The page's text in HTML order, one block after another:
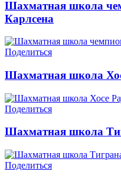
Шахматная школа
Карлсена
Поделиться
Шахматная школа
Поделиться
Шахматная школа
Поделиться